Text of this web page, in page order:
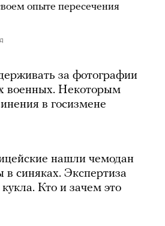
опыте пересечения
за фотографии
военных. Некоторым
в госизмене
нашли чемодан
синяках. Экспертиза
кукла. Кто и зачем это